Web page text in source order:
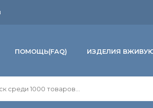
ПОМОЩЬ(FAQ) ИЗДЕЛИЯ